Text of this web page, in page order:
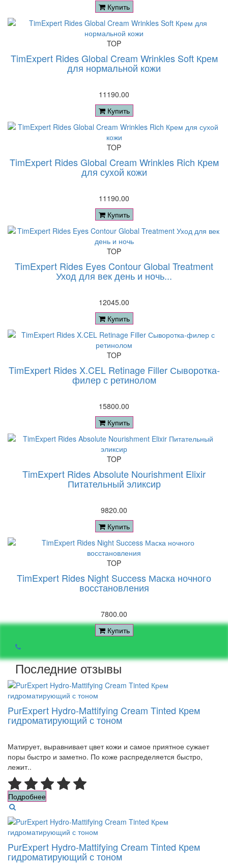
Купить
TOP
TimExpert Rides Global Cream Wrinkles Soft Крем
для нормальной кожи
11190.00
Купить
TOP
TimExpert Rides Global Cream Wrinkles Rich Крем
для сухой кожи
11190.00
Купить
TOP
TimExpert Rides Eyes Contour Global Treatment
Уход для век день и ночь...
12045.00
Купить
TOP
TimExpert Rides X.CEL Retinage Filler Сыворотка-
филер с ретинолом
15800.00
Купить
TOP
TimExpert Rides Absolute Nourishment Elixir
Питательный эликсир
9820.00
Купить
TOP
TimExpert Rides Night Success Маска ночного
восстановления
7800.00
Купить
Последние отзывы
PurExpert Hydro-Mattifying Cream Tinted Крем
гидроматирующий с тоном
Матирует, выравнивает цвет кожи и самое приятное сужает
поры быстро и заметно. По коже распределяется быстро,
лежит..
Подробнее
PurExpert Hydro-Mattifying Cream Tinted Крем
гидроматирующий с тоном